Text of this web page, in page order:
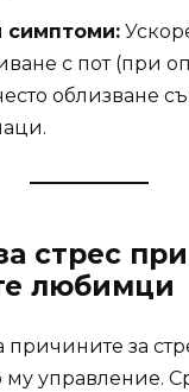
симптоми:
с пот (при
облизване
стрес при
любимци
причините за
му управление.